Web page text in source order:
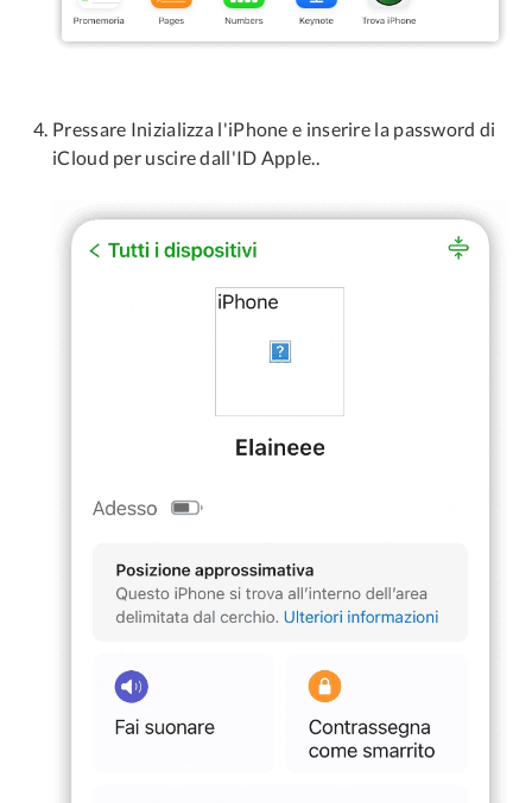
Pressare Inizializza l'iPhone e inserire la password di
iCloud per uscire dall'ID Apple..